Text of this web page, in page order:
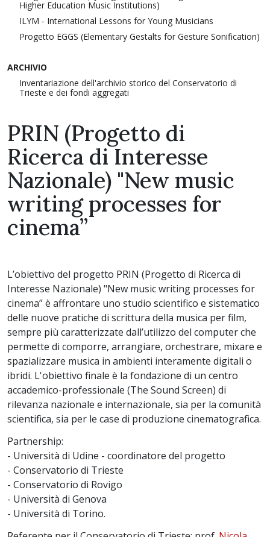
Higher Education Music Institutions)
ILYM - International Lessons for Young Musicians
Progetto EGGS (Elementary Gestalts for Gesture Sonification)
ARCHIVIO
Inventariazione dell'archivio storico del Conservatorio di
Trieste e dei fondi aggregati
PRIN (Progetto di
Ricerca di Interesse
Nazionale) "New music
writing processes for
cinema”
L’obiettivo del progetto PRIN (Progetto di Ricerca di
Interesse Nazionale) "New music writing processes for
cinema” è affrontare uno studio scientifico e sistematico
delle nuove pratiche di scrittura della musica per film,
sempre più caratterizzate dall’utilizzo del computer che
permette di comporre, arrangiare, orchestrare, mixare e
spazializzare musica in ambienti interamente digitali o
ibridi. L'obiettivo finale è la fondazione di un centro
accademico-professionale (The Sound Screen) di
rilevanza nazionale e internazionale, sia per la comunità
scientifica, sia per le case di produzione cinematografica.
Partnership:
- Università di Udine - coordinatore del progetto
- Conservatorio di Trieste
- Conservatorio di Rovigo
- Università di Genova
- Università di Torino.